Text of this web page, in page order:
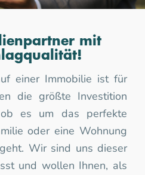
mit
einer Immobilie ist für
die größte Investition
es um das perfekte
oder eine Wohnung
. Wir sind uns dieser
und wollen Ihnen, als